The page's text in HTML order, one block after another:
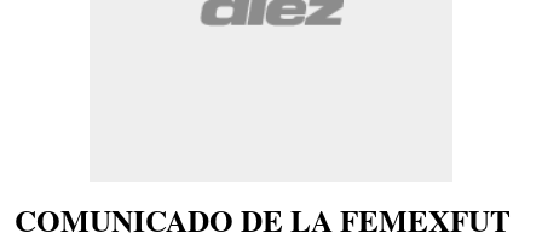
COMUNICADO DE LA FEMEXFUT